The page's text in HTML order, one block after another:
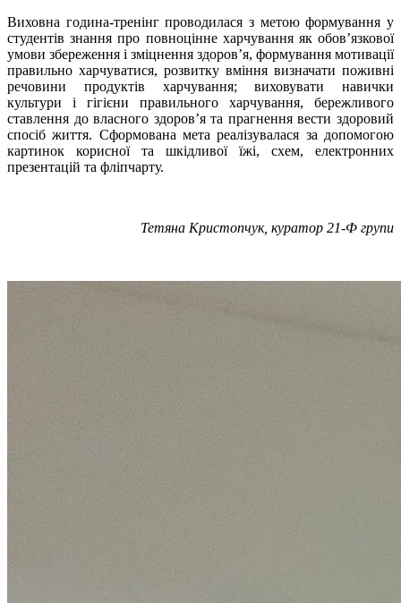
Виховна година-тренінг проводилася з метою формування у
студентів знання про повноцінне харчування як обов’язкової
умови збереження і зміцнення здоров’я, формування мотивації
правильно харчуватися, розвитку вміння визначати поживні
речовини продуктів харчування; виховувати навички
культури і гігієни правильного харчування, бережливого
ставлення до власного здоров’я та прагнення вести здоровий
спосіб життя. Сформована мета реалізувалася за допомогою
картинок корисної та шкідливої їжі, схем, електронних
презентацій та фліпчарту.
Тетяна Кристопчук, куратор 21-Ф групи